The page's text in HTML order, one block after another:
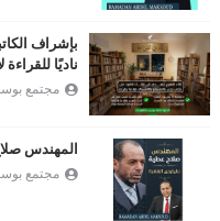
بإشراف
ناديًا
مجتمع
المهندس
مجتمع